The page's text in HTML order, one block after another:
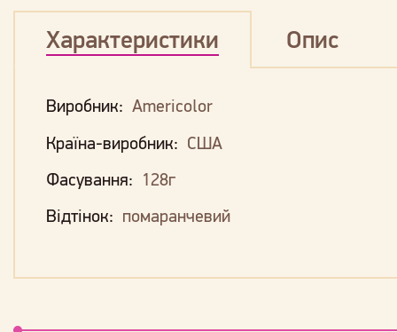
Характеристики Опис
Виробник: Americolor
Країна-виробник: США
Фасування: 128г
Відтінок: помаранчевий